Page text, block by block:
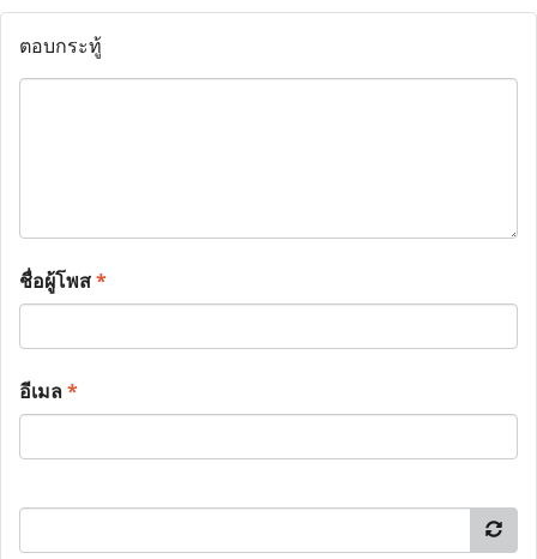
ตอบกระทู้
ชื่อผู้โพส*
อีเมล*